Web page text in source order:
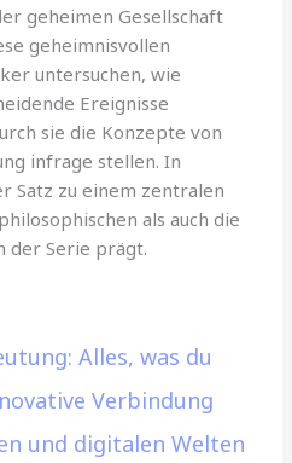
geheimen Gesellschaft
geheimnisvollen
untersuchen, wie
Ereignisse
sie die Konzepte von
infrage stellen. In
Satz zu einem zentralen
als auch die
der Serie prägt.
Alles, was du
Verbindung
und digitalen Welten